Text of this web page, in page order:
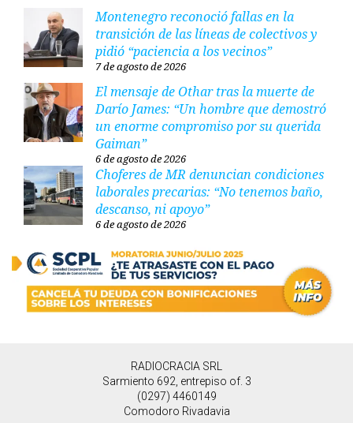
Montenegro reconoció fallas en la
transición de las líneas de colectivos y
pidió “paciencia a los vecinos”
7 de agosto de 2026
El mensaje de Othar tras la muerte de
Darío James: “Un hombre que demostró
un enorme compromiso por su querida
Gaiman”
6 de agosto de 2026
Choferes de MR denuncian condiciones
laborales precarias: “No tenemos baño,
descanso, ni apoyo”
6 de agosto de 2026
RADIOCRACIA SRL
Sarmiento 692, entrepiso of. 3
(0297) 4460149
Comodoro Rivadavia